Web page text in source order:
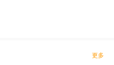
更多